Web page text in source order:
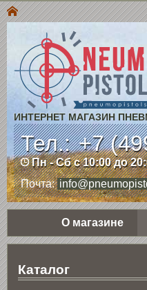
ИНТЕРНЕТ МАГАЗИН
Тел.:+7
Пн - Сб с 10:00 до
Почта:
О магазине
Каталог